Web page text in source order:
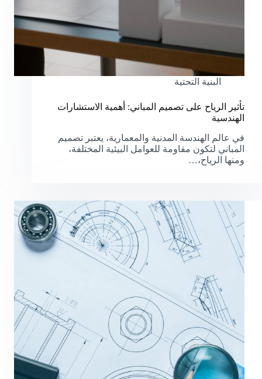
البنية التحتية
تأثير الرياح على تصميم المباني: أهمية الاستشارات
الهندسية
في عالم الهندسة المدنية والمعمارية، يعتبر تصميم
المباني لتكون مقاومة للعوامل البيئية المختلفة،
ومنها الرياح،…